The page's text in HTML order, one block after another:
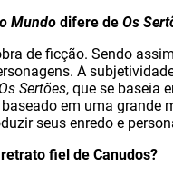
Mundo difere de Os
de ficção. Sendo
A
Os Sertões, que se baseia
em uma grande
seus enredo e
fiel de Canudos?